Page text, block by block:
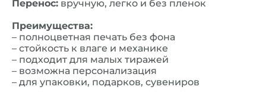
Перенос: вручную, легко и без пленок
Преимущества:
– полноцветная печать без фона
– стойкость к влаге и механике
– подходит для малых тиражей
– возможна персонализация
– для упаковки, подарков, сувениров